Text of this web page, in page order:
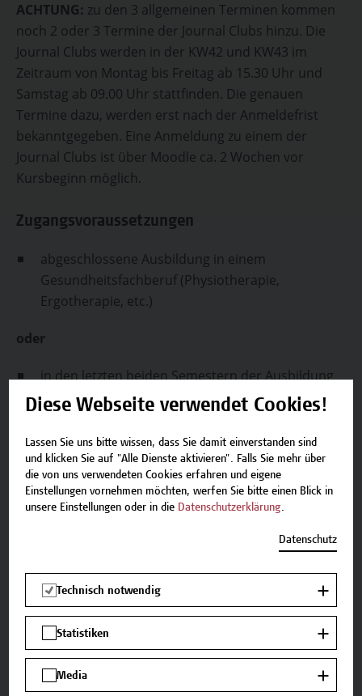
ACHTUNG: zu den 3 allgemeinen Terminen kommen
noch 2 oder 3 Termine der Journal Clubs hinzu. Die
Journal Clubs werden in der KW42 und KW43 im
Zeitraum von Montag bis Freitag ab 15.30 Uhr und
Samstag ab 09.00 Uhr stattfinden. Die genauen
Termine dazu, werden erst nach der Anmeldefrist
bekanntgegeben. Eine Anmeldung zu einem der
Journal Clubs ist über Moodle ca. 2 Wochen vor
Kursbeginn möglich.
Zugangsvoraussetzungen
abgeschlossene Ausbildung in einem
Gesundheitsfachberuf (Physiotherapie,
Ergotherapie, etc.)
oder
in den letzten beiden Semestern der Ausbildung
in einem Gesundheitsfachberuf
ACHTUNG:
Wenn Sie laut BMS beide Seminare
absolvieren müssen, empfiehlt die Campus Wien
Academy gemeinsam mit den Vortragenden
ausdrücklich zuerst Seminar 1 zu absolvieren.
Nachstehend finden Sie die nächsten verfügbaren
Termine.
01.10.2026 - 04.11.2026
keine Plätze verfügbar
Diese Webseite verwendet Cookies!
Lassen Sie uns bitte wissen, dass Sie damit einverstanden sind
und klicken Sie auf "Alle Dienste aktivieren". Falls Sie mehr über
die von uns verwendeten Cookies erfahren und eigene
Einstellungen vornehmen möchten, werfen Sie bitte einen Blick in
unsere Einstellungen oder in die Datenschutzerklärung.
Datenschutz
Technisch notwendig
Statistiken
Media